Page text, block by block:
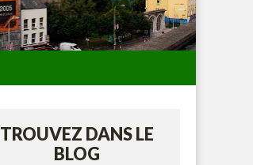
TROUVEZ DANS LE
BLOG